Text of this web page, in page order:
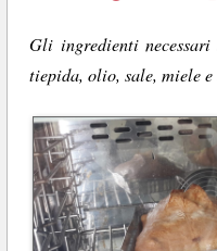
Gli ingredienti necessari
tiepida, olio, sale, miele